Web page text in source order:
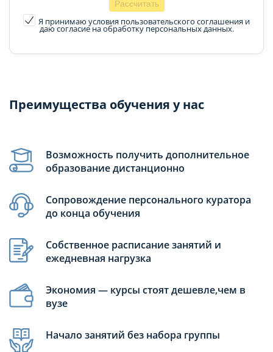
Я принимаю условия пользовательского соглашения и
даю согласие на обработку персональных данных.
Преимущества обучения у нас
Возможность получить дополнительное
образование дистанционно
Сопровождение персонального куратора
до конца обучения
Собственное расписание занятий и
ежедневная нагрузка
Экономия — курсы стоят дешевле,чем в
вузе
Начало занятий без набора группы